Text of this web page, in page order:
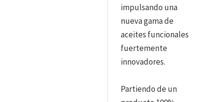
impulsando una
nueva gama de
aceites funcionales
fuertemente
innovadores.
Partiendo de un